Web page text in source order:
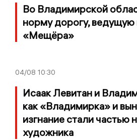
Во Владимирской
норму дорогу, ведущую
«Мещёра»
04/08 10:30
Исаак Левитан и
как «Владимирка» и
изгнание стали частью
художника